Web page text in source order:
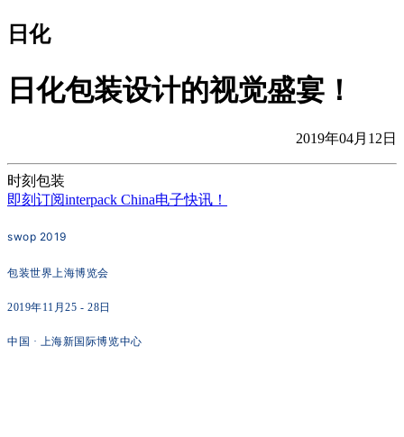
日化
日化包装设计的视觉盛宴！
2019年04月12日
时刻包装
即刻订阅interpack China电子快讯！
swop 2019
包装世界上海博览会
2019年11月25 - 28日
中国 · 上海新国际博览中心